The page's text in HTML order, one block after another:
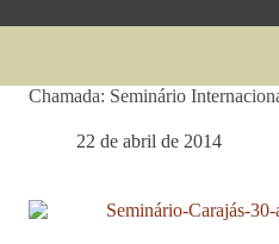
Chamada: Seminário
22 de abril de 2014